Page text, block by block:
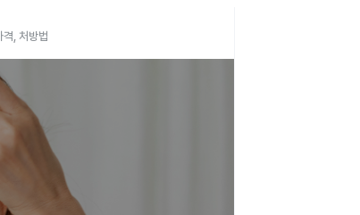
, 처방법